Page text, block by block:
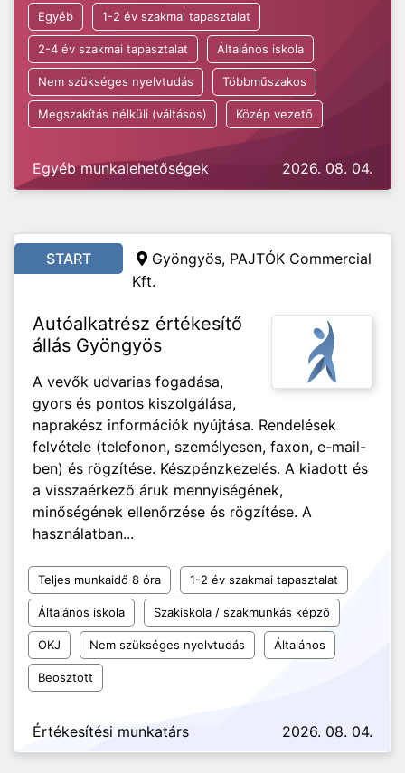
Egyéb 1-2 év szakmai tapasztalat
2-4 év szakmai tapasztalat Általános iskola
Nem szükséges nyelvtudás Többműszakos
Megszakítás nélküli (váltásos) Közép vezető
Egyéb munkalehetőségek 2026. 08. 04.
START
Gyöngyös, PAJTÓK Commercial
Kft.
Autóalkatrész értékesítő
állás Gyöngyös
A vevők udvarias fogadása,
gyors és pontos kiszolgálása,
naprakész információk nyújtása. Rendelések
felvétele (telefonon, személyesen, faxon, e-mail-
ben) és rögzítése. Készpénzkezelés. A kiadott és
a visszaérkező áruk mennyiségének,
minőségének ellenőrzése és rögzítése. A
használatban...
Teljes munkaidő 8 óra 1-2 év szakmai tapasztalat
Általános iskola Szakiskola / szakmunkás képző
OKJ Nem szükséges nyelvtudás Általános
Beosztott
Értékesítési munkatárs 2026. 08. 04.